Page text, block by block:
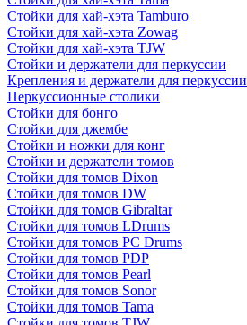
Стойки для хай-хэта Tamburo
Стойки для хай-хэта Zowag
Стойки для хай-хэта TJW
Стойки и держатели для перкуссии
Крепления и держатели для перкуссии
Перкуссионные столики
Стойки для бонго
Стойки для джембе
Стойки и ножки для конг
Стойки и держатели томов
Стойки для томов Dixon
Стойки для томов DW
Стойки для томов Gibraltar
Стойки для томов LDrums
Стойки для томов PC Drums
Стойки для томов PDP
Стойки для томов Pearl
Стойки для томов Sonor
Стойки для томов Tama